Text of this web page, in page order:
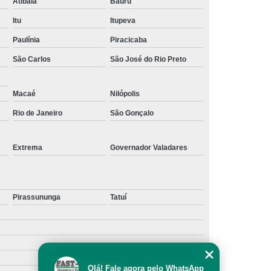
Itu Itupeva
Paulínia Piracicaba
São Carlos São José do Rio Preto
Macaé Nilópolis
Rio de Janeiro São Gonçalo
Extrema Governador Valadares
Pirassununga
Tatuí
Olá! Fale agora pelo WhatsApp